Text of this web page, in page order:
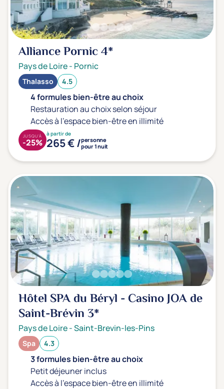
Très bien: 3.5+
(0)
Bord de mer
Ville
Montagne
Campagne
Type de séjour
Thalasso
(1)
Thématiques bien-être
Accès à l'espace bien-être
(4)
Massage, détente, Rituel du monde
(5)
Remise en forme
(2)
Beauté & anti-âge
Silhouette, Minceur
Gestion du stress / sommeil
Spécial dos
Prévention santé
Sport
Alliance Pornic4*
Pays de Loire- Pornic
Thalasso 4.5
4 formules bien-être au choix
Restauration au choix selon séjour
Accès à l'espace bien-être en illimité
à partir de
265 € /personne
pour 1 nuit
JUSQU'À
-25%
Hôtel SPA du Béryl - Casino JOA de
Saint-Brévin 3*
Pays de Loire-Saint-Brevin-les-Pins
Spa 4.3
3 formules bien-être au choix
Petit déjeuner inclus
Accès à l'espace bien-être en illimité